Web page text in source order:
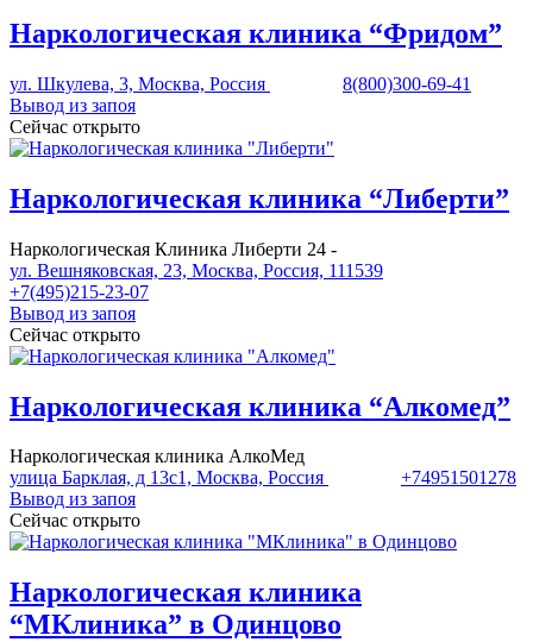
Наркологическая клиника “Фридом”
ул. Шкулева, 3, Москва, Россия
8(800)300-69-41
Вывод из запоя
Сейчас открыто
Наркологическая клиника “Либерти”
Наркологическая Клиника Либерти 24 -
ул. Вешняковская, 23, Москва, Россия, 111539
+7(495)215-23-07
Вывод из запоя
Сейчас открыто
Наркологическая клиника “Алкомед”
Наркологическая клиника АлкоМед
улица Барклая, д 13с1, Москва, Россия
+74951501278
Вывод из запоя
Сейчас открыто
Наркологическая клиника
“МКлиника” в Одинцово